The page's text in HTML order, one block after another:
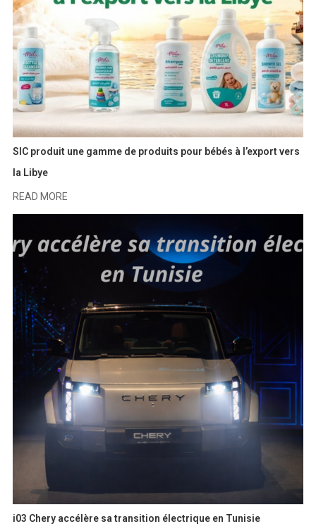
SIC produit une gamme de produits pour bébés à l’export vers
la Libye
READ MORE
i03 Chery accélère sa transition électrique en Tunisie